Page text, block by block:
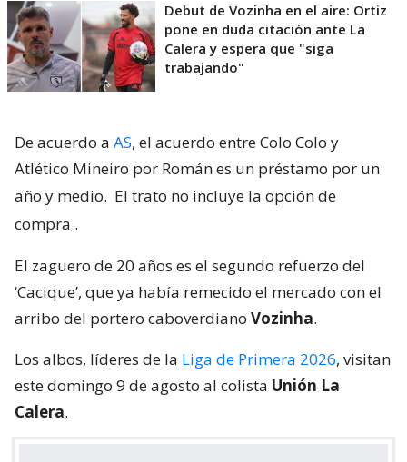
Debut de Vozinha en el aire: Ortiz
pone en duda citación ante La
Calera y espera que "siga
trabajando"
De acuerdo a AS, el acuerdo entre Colo Colo y
Atlético Mineiro por Román es un préstamo por un
año y medio. El trato no incluye la opción de
compra .
El zaguero de 20 años es el segundo refuerzo del
‘Cacique’, que ya había remecido el mercado con el
arribo del portero caboverdiano Vozinha.
Los albos, líderes de la Liga de Primera 2026, visitan
este domingo 9 de agosto al colista Unión La
Calera.